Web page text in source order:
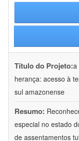
Título do Projeto:a
herança: acesso à
sul amazonense
Resumo:
especial no estado
de assentamentos